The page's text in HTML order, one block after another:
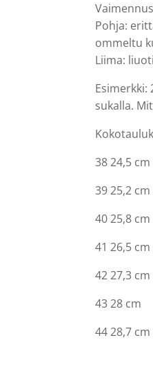
Pohja:
ommeltu
Liima:
Esimerkki:
sukalla.
38 24,5 cm
39 25,2 cm
40 25,8 cm
41 26,5 cm
42 27,3 cm
43 28 cm
44 28,7 cm